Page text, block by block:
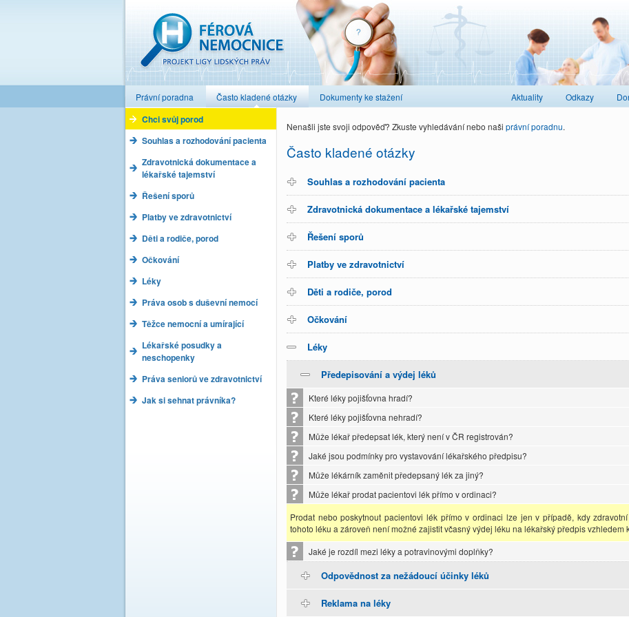
Právní poradna Často kladené otázky Dokumenty ke stažení Aktuality Odkazy
Chci svůj porod
Souhlas a rozhodování pacienta
Zdravotnická dokumentace a
lékařské tajemství
Řešení sporů
Platby ve zdravotnictví
Děti a rodiče, porod
Očkování
Léky
Práva osob s duševní nemocí
Těžce nemocní a umírající
Lékařské posudky a
neschopenky
Práva seniorů ve zdravotnictví
Jak si sehnat právníka?
Nenašli jste svoji odpověď? Zkuste vyhledávání nebo naši právní poradnu.
Často kladené otázky
Souhlas a rozhodování pacienta
Zdravotnická dokumentace a lékařské tajemství
Řešení sporů
Platby ve zdravotnictví
Děti a rodiče, porod
Očkování
Léky
Předepisování a výdej léků
Které léky pojišťovna hradí?
Které léky pojišťovna nehradí?
Může lékař předepsat lék, který není v ČR registrován?
Jaké jsou podmínky pro vystavování lékařského předpisu?
Může lékárník zaměnit předepsaný lék za jiný?
Může lékař prodat pacientovi lék přímo v ordinaci?
Prodat nebo poskytnout pacientovi lék přímo v ordinaci lze jen v případě, kdy
tohoto léku a zároveň není možné zajistit včasný výdej léku na lékařský předpis vzhledem
Jaké je rozdíl mezi léky a potravinovými doplňky?
Odpovědnost za nežádoucí účinky léků
Reklama na léky